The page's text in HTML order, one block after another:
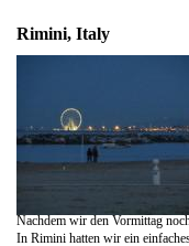
Rimini, Italy